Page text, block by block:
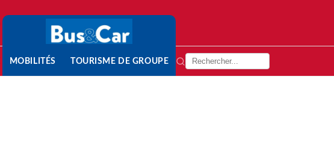
MOBILITÉS TOURISME DE GROUPE